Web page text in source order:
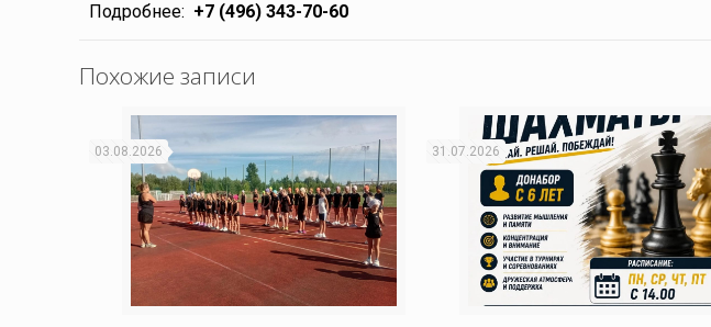
Подробнее: +7 (496) 343-70-60
Похожие записи
03.08.2026 31.07.2026